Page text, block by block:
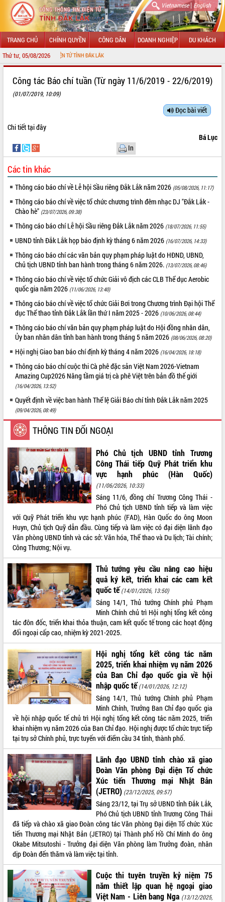
Vietnamese| English
TRANG CHỦ CHÍNH QUYỀN CÔNG DÂN DOANH NGHIỆP DU KHÁCH
Thứ tư, 05/08/2026
THÔNG TIN ĐIỆN TỬ TỈNH ĐẮK LẮK
LÃNH ĐẠO UBND TỈNH
UBND CÁC XÃ, PHƯỜNG
THÔNG TIN CHỈ ĐẠO ĐIỀU HÀNH
HỆ THỐNG VĂN BẢN
ĐIỂM TIN VĂN BẢN
QUY HOẠCH - KẾ HOẠCH
VIDEO
Thường trực HĐND tỉnh Đắk Lắk gặp
mặt Đoàn chuyên gia y tế TP. Hồ Chí
Minh
Lễ truy điệu và an táng hài cốt liệt sĩ
tại Nghĩa trang Liệt sĩ xã Sơn Hòa
Bàn giải pháp tháo gỡ khó khăn trong
xuất khẩu sầu riêng và triển khai quy
Thứ trưởng Bộ Nông nghiệp và Môi
trường Nguyễn Hoàng Hiệp khảo sát
vùng trồng và doanh nghiệp đóng gói
sầu riêng tại Đắk Lắk
Trình diễn nghệ thuật chế biến các
món ăn từ sầu riêng
Đắk Lắk công bố Quy hoạch và xúc
tiến đầu tư tỉnh
Ngành cá ngừ Đắk Lắk chủ động thích
ứng để giữ vững thị trường xuất khẩu
Diễn đàn Kinh tế tư nhân Việt Nam đột
phá cơ chế - Hợp tác công tư
Đề án 06 tạo bước ngoặt đột phá trong
cải cách hành chính tỉnh Đắk Lắk
Kết nối tour, đẩy mạnh chuyển đổi số
để phát triển du lịch Đắk Lắk
Khởi động Dự án Đầu tư xây dựng hạ
tầng kỹ thuật Cụm công nghiệp Tân
Tiến
Gặp mặt các cơ quan báo chí nhân Kỷ
niệm 101 năm Ngày Báo chí Cách
mạng Việt Nam
Đắk Lắk sơ kết 4 năm triển khai thực
ALBUM ẢNH
LIÊN KẾT WEB
THỐNG KÊ TRUY CẬP
Hôm nay: 8337
Tất cả: 65984479
Công tác Báo chí tuần (Từ ngày 11/6/2019 - 22/6/2019)
(01/07/2019, 10:09)
Đọc bài viết
Chi tiếttại đây
Bá Lục
In
Các tin khác
Thông cáo báo chí về Lễ hội Sầu riêng Đắk Lắk năm 2026 (05/08/2026, 11:17)
Thông cáo báo chí về việc tổ chức chương trình đêm nhạc DJ "Đắk Lắk -
Chào hè" (23/07/2026, 09:38)
Thông cáo báo chí Lễ hội Sầu riêng Đắk Lắk năm 2026 (18/07/2026, 11:55)
UBND tỉnh Đắk Lắk họp báo định kỳ tháng 6 năm 2026 (16/07/2026, 14:33)
Thông cáo báo chí các văn bản quy phạm pháp luật do HĐND, UBND,
Chủ tịch UBND tỉnh ban hành trong tháng 6 năm 2026. (13/07/2026, 08:46)
Thông cáo báo chí về việc tổ chức Giải vô địch các CLB Thể dục Aerobic
quốc gia năm 2026 (11/06/2026, 13:40)
Thông cáo báo chí về việc tổ chức Giải Bơi trong Chương trình Đại hội Thể
dục Thể thao tỉnh Đắk Lắk lần thứ I năm 2025 - 2026 (10/06/2026, 08:44)
Thông cáo báo chí văn bản quy phạm pháp luật do Hội đồng nhân dân,
Ủy ban nhân dân tỉnh ban hành trong tháng 5 năm 2026 (08/06/2026, 08:20)
Hội nghị Giao ban báo chí định kỳ tháng 4 năm 2026 (16/04/2026, 18:18)
Thông cáo báo chí cuộc thi Cà phê đặc sản Việt Nam 2026-Vietnam
Amazing Cup2026 Nâng tầm giá trị cà phê Việt trên bản đồ thế giới
(16/04/2026, 13:52)
Quyết định về việc ban hành Thể lệ Giải Báo chí tỉnh Đắk Lắk năm 2025
(09/04/2026, 08:49)
THÔNG TIN ĐỐI NGOẠI
Phó Chủ tịch UBND tỉnh Trương
Công Thái tiếp Quỹ Phát triển khu
vực hạnh phúc (Hàn Quốc)
(11/06/2026, 10:33)
Sáng 11/6, đồng chí Trương Công Thái -
Phó Chủ tịch UBND tỉnh tiếp và làm việc
với Quỹ Phát triển khu vực hạnh phúc (FAD), Hàn Quốc do ông Moon
Huyn, Chủ tịch Quỹ dẫn đầu. Cùng tiếp và làm việc có đại diện lãnh đạo
Văn phòng UBND tỉnh và các sở: Văn hóa, Thể thao và Du lịch; Tài chính;
Công Thương; Nội vụ.
Thủ tướng yêu cầu nâng cao hiệu
quả ký kết, triển khai các cam kết
quốc tế (14/01/2026, 13:50)
Sáng 14/1, Thủ tướng Chính phủ Phạm
Minh Chính chủ trì Hội nghị tổng kết công
tác đôn đốc, triển khai thỏa thuận, cam kết quốc tế trong các hoạt động
đối ngoại cấp cao, nhiệm kỳ 2021-2025.
Hội nghị tổng kết công tác năm
2025, triển khai nhiệm vụ năm 2026
của Ban Chỉ đạo quốc gia về hội
nhập quốc tế (14/01/2026, 12:12)
Sáng 14/1, Thủ tướng Chính phủ Phạm
Minh Chính, Trưởng Ban Chỉ đạo quốc gia
về hội nhập quốc tế chủ trì Hội nghị tổng kết công tác năm 2025, triển
khai nhiệm vụ năm 2026 của Ban Chỉ đạo. Hội nghị được tổ chức trực tiếp
tại trụ sở Chính phủ, trực tuyến với điểm cầu 34 tỉnh, thành phố.
Lãnh đạo UBND tỉnh chào xã giao
Đoàn Văn phòng Đại diện Tổ chức
Xúc tiến Thương mại Nhật Bản
(JETRO) (23/12/2025, 09:57)
Sáng 23/12, tại Trụ sở UBND tỉnh Đắk Lắk,
Phó Chủ tịch UBND tỉnh Trương Công Thái
đã tiếp và chào xã giao Đoàn công tác Văn phòng Đại diện Tổ chức Xúc
tiến Thương mại Nhật Bản (JETRO) tại Thành phố Hồ Chí Minh do ông
Okabe Mitsutoshi - Trưởng đại diện Văn phòng làm Trưởng đoàn, nhân
dịp Đoàn đến thăm và làm việc tại tỉnh.
Cuộc thi tuyên truyền kỷ niệm 75
năm thiết lập quan hệ ngoại giao
Việt Nam - Liên bang Nga (13/12/2025,